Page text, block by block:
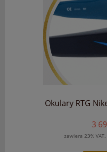
Okulary RTG
3
zawiera 23%